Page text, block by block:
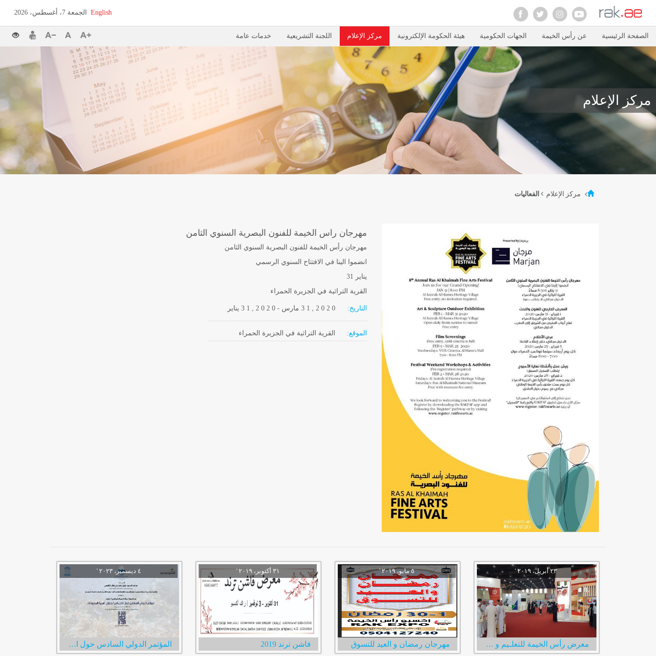
English الجمعة 7، أغسطس، 2026
الصفحة الرئيسية عن رأس الخيمة الجهات الحكومية هيئة الحكومة الإلكترونية مركز الإعلام اللجنة التشريعية خدمات عامة
مركز الإعلام
مركز الإعلام الفعاليات
مهرجان راس الخيمة للفنون البصرية السنوي الثامن
مهرجان رأس الخيمة للفنون البصرية السنوي الثامن
انضموا الينا في الافتتاح السنوي الرسمي
يناير 31
القرية التراثية في الجزيرة الحمراء
التاريخ: يناير3 1 , 2 0 2 0 - مارس 3 1 , 2 0 2 0
الموقع: القرية التراثية في الجزيرة الحمراء
المؤتمر الدولي السادس حول الاحتباس الحراري: أهمية المحيطات فاشن ترند 2019
‏٥ مايو، ٢٠١٩‏ ‏'‏
مهرجان رمضان و العيد للتسوق
‏٢٣ أبريل، ٢٠١٩‏ ‏'‏
معرض رأس الخيمة للتعلـيم و التدريب و التوظيف